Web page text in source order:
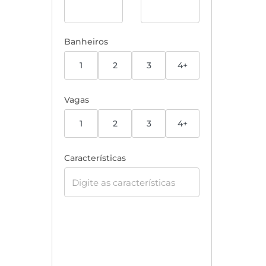
Banheiros
1 2 3 4+
Vagas
1 2 3 4+
Características